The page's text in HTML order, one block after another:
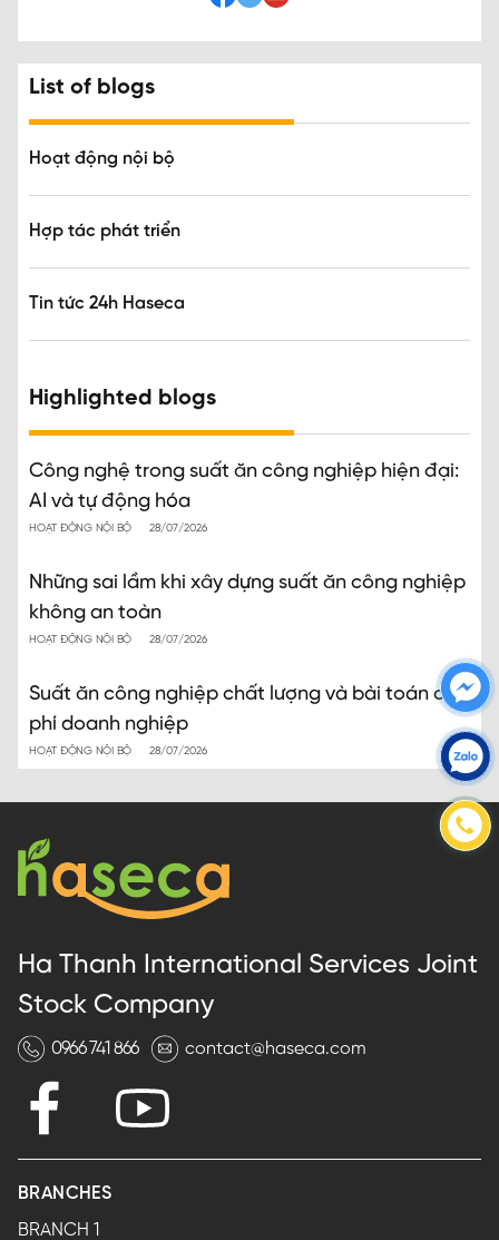
List of blogs
Hoạt động nội bộ
Hợp tác phát triển
Tin tức 24h Haseca
Highlighted blogs
Công nghệ trong suất ăn công nghiệp hiện đại:
AI và tự động hóa
HOẠT ĐỘNG NỘI BỘ 28/07/2026
Những sai lầm khi xây dựng suất ăn công nghiệp
không an toàn
HOẠT ĐỘNG NỘI BỘ 28/07/2026
Suất ăn công nghiệp chất lượng và bài toán chi
phí doanh nghiệp
HOẠT ĐỘNG NỘI BỘ 28/07/2026
Ha Thanh International Services Joint
Stock Company
0966 741 866 contact@haseca.com
BRANCHES
BRANCH 1